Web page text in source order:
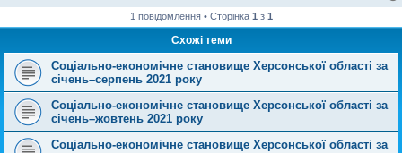
1 повідомлення • Сторінка 1 з 1
Схожі теми
Соціально-економічне становище Херсонської області за
січень–серпень 2021 року
Соціально-економічне становище Херсонської області за
січень–жовтень 2021 року
Соціально-економічне становище Херсонської області за